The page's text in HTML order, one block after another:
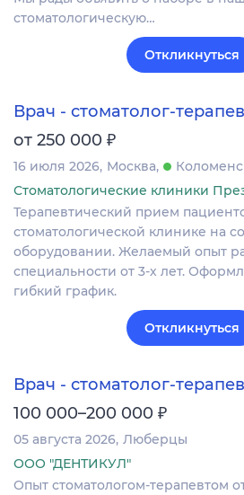
стоматологическую…
Откликнуться
Врач - стоматолог-
от 250 000 ₽
16 июля 2026 Москва
Стоматологические клиники
Терапевтический прием
стоматологической клинике на
оборудовании. Желаемый опыт
специальности от 3-х лет.
гибкий график.
Откликнуться
Врач - стоматолог-
100 000–200 000 ₽
05 августа 2026 Люберцы
ООО "ДЕНТИКУЛ"
Опыт стоматологом-терапевтом